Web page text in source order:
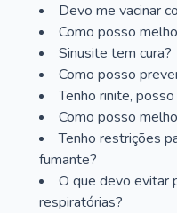
Devo me vacinar
Como posso
Sinusite tem cura?
Como posso
Tenho rinite,
Como posso
Tenho restrições
fumante?
O que devo evitar
respiratórias?